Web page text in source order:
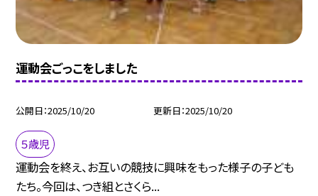
運動会ごっこをしました
公開日 2025/10/20 更新日 2025/10/20
５歳児
運動会を終え、お互いの競技に興味をもった様子の子ども
たち。今回は、つき組とさくら...